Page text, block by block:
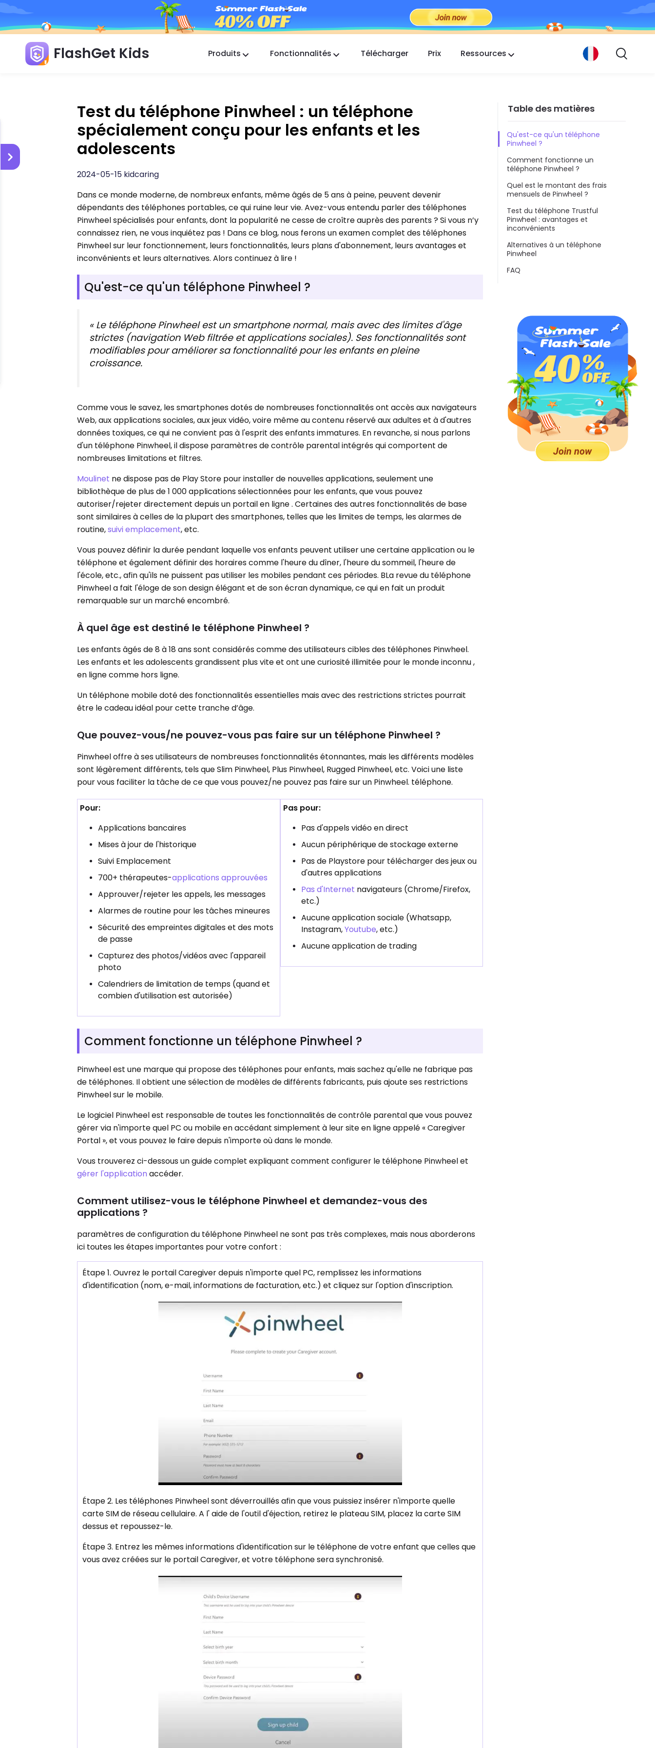
FlashGet Kids Produits
FlashGet Finder
La sécurité anti-vol de votre téléphone, notre
responsabilité.
Fonctionnalités Télécharger Prix Ressources
Test du téléphone Pinwheel : un téléphone
spécialement conçu pour les enfants et les
adolescents
2024-05-15 kidcaring
Dans ce monde moderne, de nombreux enfants, même âgés de 5 ans à peine, peuvent devenir
dépendants des téléphones portables, ce qui ruine leur vie. Avez-vous entendu parler des téléphones
Pinwheel spécialisés pour enfants, dont la popularité ne cesse de croître auprès des parents ? Si vous n’y
connaissez rien, ne vous inquiétez pas ! Dans ce blog, nous ferons un examen complet des téléphones
Pinwheel sur leur fonctionnement, leurs fonctionnalités, leurs plans d'abonnement, leurs avantages et
inconvénients et leurs alternatives. Alors continuez à lire !
Qu'est-ce qu'un téléphone Pinwheel ?
« Le téléphone Pinwheel est un smartphone normal, mais avec des limites d'âge
strictes (navigation Web filtrée et applications sociales). Ses fonctionnalités sont
modifiables pour améliorer sa fonctionnalité pour les enfants en pleine
croissance.
Comme vous le savez, les smartphones dotés de nombreuses fonctionnalités ont accès aux navigateurs
Web, aux applications sociales, aux jeux vidéo, voire même au contenu réservé aux adultes et à d'autres
données toxiques, ce qui ne convient pas à l'esprit des enfants immatures. En revanche, si nous parlons
d'un téléphone Pinwheel, il dispose paramètres de contrôle parental intégrés qui comportent de
nombreuses limitations et filtres.
Moulinet ne dispose pas de Play Store pour installer de nouvelles applications, seulement une
bibliothèque de plus de 1 000 applications sélectionnées pour les enfants, que vous pouvez
autoriser/rejeter directement depuis un portail en ligne . Certaines des autres fonctionnalités de base
sont similaires à celles de la plupart des smartphones, telles que les limites de temps, les alarmes de
routine,suivi emplacement, etc.
Vous pouvez définir la durée pendant laquelle vos enfants peuvent utiliser une certaine application ou le
téléphone et également définir des horaires comme l'heure du dîner, l'heure du sommeil, l'heure de
l'école, etc., afin qu'ils ne puissent pas utiliser les mobiles pendant ces périodes. BLa revue du téléphone
Pinwheel a fait l'éloge de son design élégant et de son écran dynamique, ce qui en fait un produit
remarquable sur un marché encombré.
À quel âge est destiné le téléphone Pinwheel ?
Les enfants âgés de 8 à 18 ans sont considérés comme des utilisateurs cibles des téléphones Pinwheel.
Les enfants et les adolescents grandissent plus vite et ont une curiosité illimitée pour le monde inconnu ,
en ligne comme hors ligne.
Un téléphone mobile doté des fonctionnalités essentielles mais avec des restrictions strictes pourrait
être le cadeau idéal pour cette tranche d’âge.
Que pouvez-vous/ne pouvez-vous pas faire sur un téléphone Pinwheel ?
Pinwheel offre à ses utilisateurs de nombreuses fonctionnalités étonnantes, mais les différents modèles
sont légèrement différents, tels que Slim Pinwheel, Plus Pinwheel, Rugged Pinwheel, etc. Voici une liste
pour vous faciliter la tâche de ce que vous pouvez/ne pouvez pas faire sur un Pinwheel. téléphone.
Pour:
Applications bancaires
Mises à jour de l'historique
Suivi Emplacement
700+ thérapeutes-applications approuvées
Approuver/rejeter les appels, les messages
Alarmes de routine pour les tâches mineures
Sécurité des empreintes digitales et des mots
de passe
Capturez des photos/vidéos avec l'appareil
photo
Calendriers de limitation de temps (quand et
combien d'utilisation est autorisée)
Pas pour:
Pas d'appels vidéo en direct
Aucun périphérique de stockage externe
Pas de Playstore pour télécharger des jeux ou
d'autres applications
Pas d'Internet navigateurs (Chrome/Firefox,
etc.)
Aucune application sociale (Whatsapp,
Instagram,Youtube, etc.)
Aucune application de trading
Comment fonctionne un téléphone Pinwheel ?
Pinwheel est une marque qui propose des téléphones pour enfants, mais sachez qu'elle ne fabrique pas
de téléphones. Il obtient une sélection de modèles de différents fabricants, puis ajoute ses restrictions
Pinwheel sur le mobile.
Le logiciel Pinwheel est responsable de toutes les fonctionnalités de contrôle parental que vous pouvez
gérer via n'importe quel PC ou mobile en accédant simplement à leur site en ligne appelé « Caregiver
Portal », et vous pouvez le faire depuis n'importe où dans le monde.
Vous trouverez ci-dessous un guide complet expliquant comment configurer le téléphone Pinwheel et
gérer l'application accéder.
Comment utilisez-vous le téléphone Pinwheel et demandez-vous des
applications ?
paramètres de configuration du téléphone Pinwheel ne sont pas très complexes, mais nous aborderons
ici toutes les étapes importantes pour votre confort :
Étape 1. Ouvrez le portail Caregiver depuis n'importe quel PC, remplissez les informations
d'identification (nom, e-mail, informations de facturation, etc.) et cliquez sur l'option d'inscription.
Étape 2. Les téléphones Pinwheel sont déverrouillés afin que vous puissiez insérer n'importe quelle
carte SIM de réseau cellulaire. A l' aide de l'outil d'éjection, retirez le plateau SIM, placez la carte SIM
dessus et repoussez-le.
Étape 3. Entrez les mêmes informations d'identification sur le téléphone de votre enfant que celles que
vous avez créées sur le portail Caregiver, et votre téléphone sera synchronisé.
Table des matières
Qu'est-ce qu'un téléphone
Pinwheel ?
Comment fonctionne un
téléphone Pinwheel ?
Quel est le montant des frais
mensuels de Pinwheel ?
Test du téléphone Trustful
Pinwheel : avantages et
inconvénients
Alternatives à un téléphone
Pinwheel
FAQ